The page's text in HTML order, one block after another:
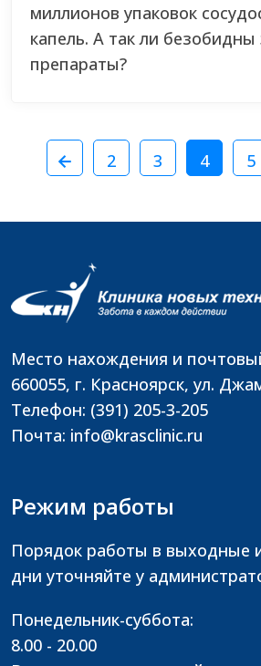
миллионов упаковок
капель. А так ли безобидны
препараты?
2 3 4 5
Место нахождения и
660055, г. Красноярск, ул.
Телефон: (391) 205-3-205
Почта: info@krasclinic.ru
Режим работы
Порядок работы в выходные
дни уточняйте у
Понедельник-суббота:
8.00 - 20.00